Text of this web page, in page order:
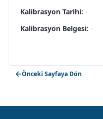
Kalibrasyon Tarihi: -
Kalibrasyon Belgesi: -
Önceki Sayfaya Dön